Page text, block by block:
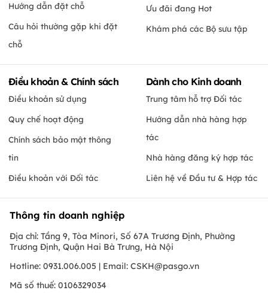
Hướng dẫn đặt chỗ
Câu hỏi thường gặp khi đặt
chỗ
Ưu đãi đang Hot
Khám phá các Bộ sưu tập
Điều khoản & Chính sách
Điều khoản sử dụng
Quy chế hoạt động
Chính sách bảo mật thông
tin
Điều khoản với Đối tác
Dành cho Kinh doanh
Trung tâm hỗ trợ Đối tác
Hướng dẫn nhà hàng hợp
tác
Nhà hàng đăng ký hợp tác
Liên hệ về Đầu tư & Hợp tác
Thông tin doanh nghiệp
Địa chỉ: Tầng 9, Tòa Minori, Số 67A Trương Định, Phường
Trương Định, Quận Hai Bà Trưng, Hà Nội
Hotline: 0931.006.005 | Email: CSKH@pasgo.vn
Mã số thuế: 0106329034